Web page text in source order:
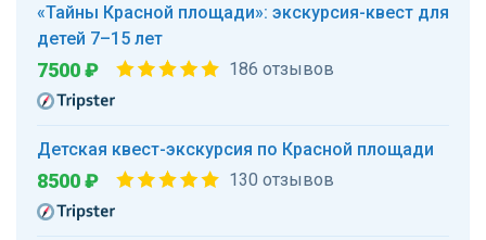
«Тайны Красной площади»: экскурсия-квест для
детей 7–15 лет
7500 ₽ 186 отзывов
Детская квест-экскурсия по Красной площади
8500 ₽ 130 отзывов